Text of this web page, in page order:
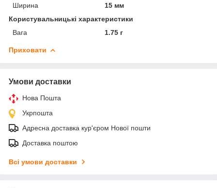
Ширина
15 мм
Користувальницькі характеристики
Вага
1.75 г
Приховати
Умови доставки
Нова Пошта
Укрпошта
Адресна доставка кур'єром Нової пошти
Доставка поштою
Всі умови доставки